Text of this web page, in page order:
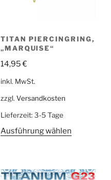
TITAN PIERCINGRING,
„MARQUISE“
14,95€
inkl. MwSt.
zzgl. Versandkosten
Lieferzeit: 3-5 Tage
Ausführung wählen